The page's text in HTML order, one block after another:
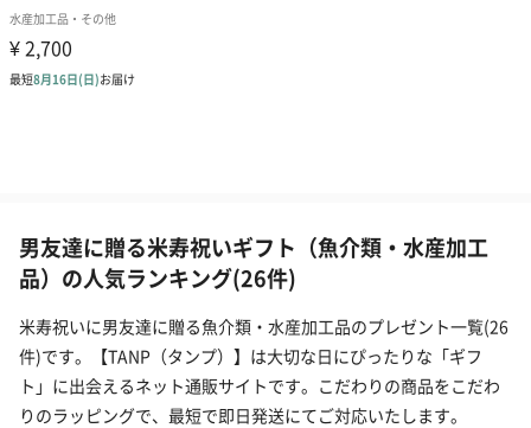
男友達に贈る米寿祝いギフト（魚介類・水産加工
品）の人気ランキング(26件)
米寿祝いに男友達に贈る魚介類・水産加工品のプレゼント一覧(26
件)です。【TANP（タンプ）】は大切な日にぴったりな「ギフ
ト」に出会えるネット通販サイトです。こだわりの商品をこだわ
りのラッピングで、最短で即日発送にてご対応いたします。